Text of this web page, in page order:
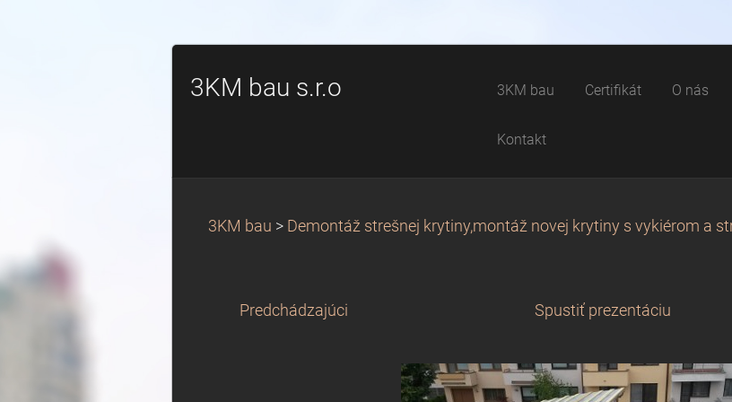
3KM bau s.r.o 3KM bau Certifikát O nás
Kontakt
3KM bau > Demontáž strešnej krytiny,montáž novej krytiny s vykiérom a
Predchádzajúci Spustiť prezentáciu